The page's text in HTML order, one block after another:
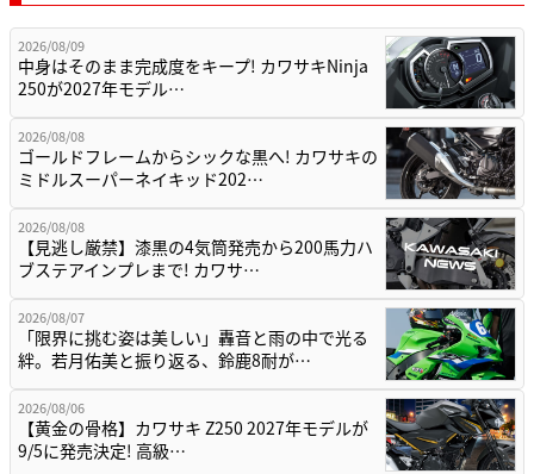
2026/08/09
中身はそのまま完成度をキープ! カワサキNinja
250が2027年モデル…
2026/08/08
ゴールドフレームからシックな黒へ! カワサキの
ミドルスーパーネイキッド202…
2026/08/08
【見逃し厳禁】漆黒の4気筒発売から200馬力ハ
ブステアインプレまで! カワサ…
2026/08/07
「限界に挑む姿は美しい」轟音と雨の中で光る
絆。若月佑美と振り返る、鈴鹿8耐が…
2026/08/06
【黄金の骨格】カワサキ Z250 2027年モデルが
9/5に発売決定! 高級…